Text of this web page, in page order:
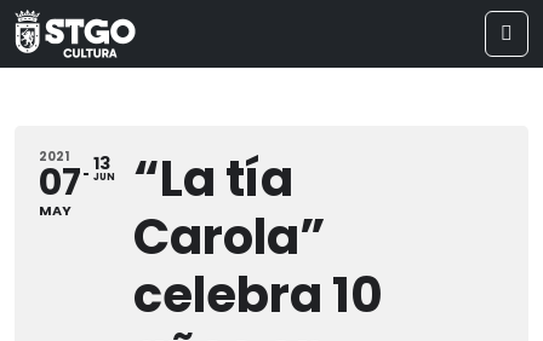
2021
07
MAY
13
JUN
“La tía
Carola”
celebra 10